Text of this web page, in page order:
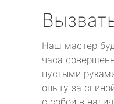
Наш мастер
часа
пустыми
опыту за
с собой в